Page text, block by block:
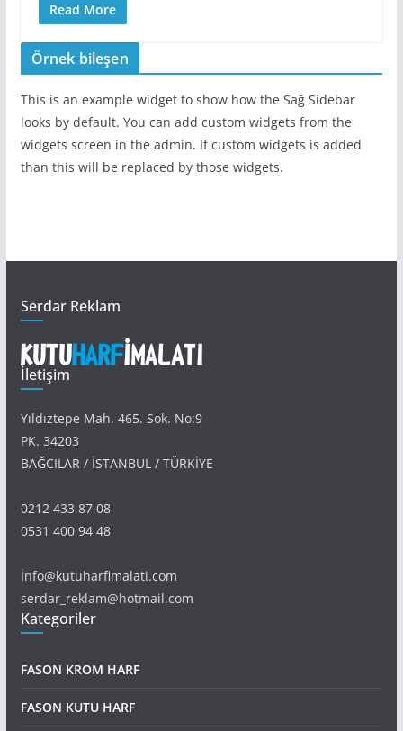
Read More
Örnek bileşen
This is an example widget to show how the Sağ Sidebar
looks by default. You can add custom widgets from the
widgets screen in the admin. If custom widgets is added
than this will be replaced by those widgets.
Serdar Reklam
İletişim
Yıldıztepe Mah. 465. Sok. No:9
PK. 34203
BAĞCILAR / İSTANBUL / TÜRKİYE
0212 433 87 08
0531 400 94 48
İnfo@kutuharfimalati.com
serdar_reklam@hotmail.com
Kategoriler
FASON KROM HARF
FASON KUTU HARF